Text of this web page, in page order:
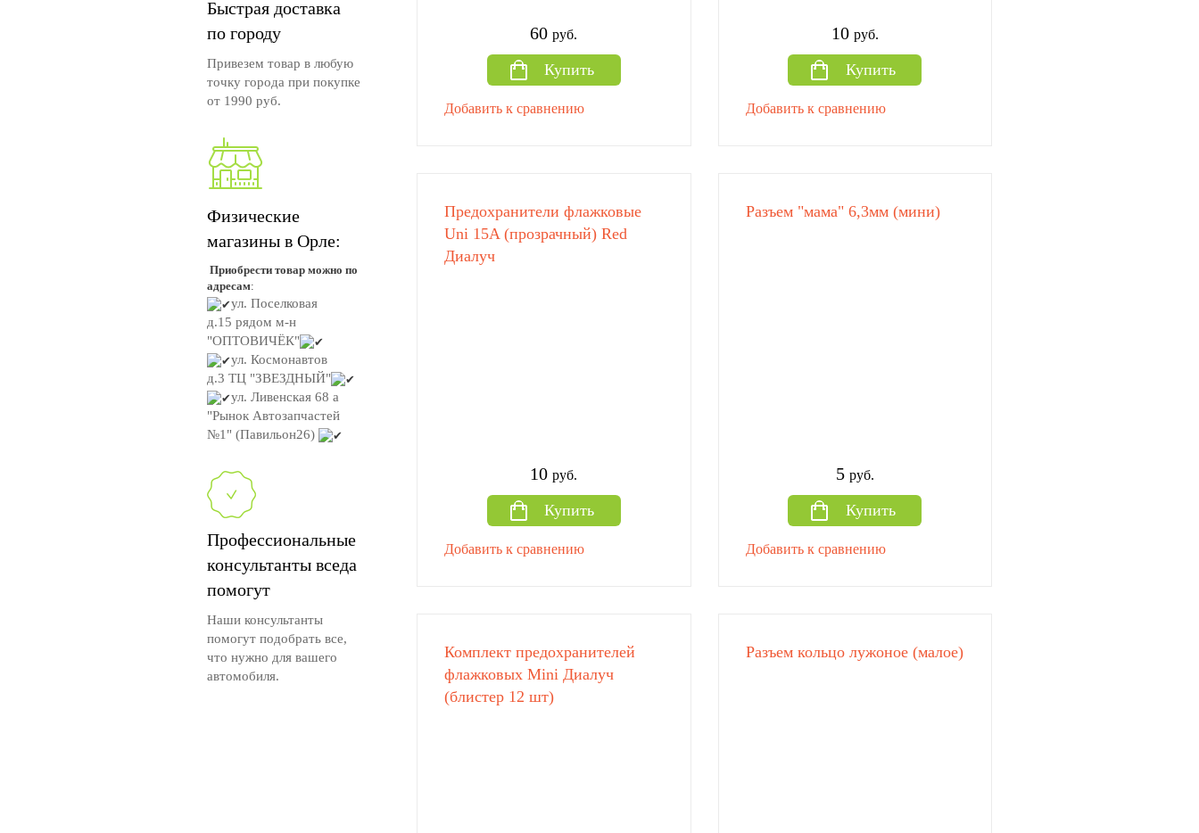
Быстрая доставка
по городу
Привезем товар в любую
точку города при покупке
от 1990 руб.
Физические
магазины в Орле:
Приобрести товар можно по
адресам:
ул. Поселковая
д.15 рядом м-н
"ОПТОВИЧЁК"
ул. Космонавтов
д.3 ТЦ "ЗВЕЗДНЫЙ"
ул. Ливенская 68 а
"Рынок Автозапчастей
№1" (Павильон26)
Профессиональные
консультанты вседа
помогут
Наши консультанты
помогут подобрать все,
что нужно для вашего
автомобиля.
60 руб.
Купить
Добавить к сравнению
10 руб.
Купить
Добавить к сравнению
Предохранители флажковые
Uni 15A (прозрачный) Red
Диалуч
10 руб.
Купить
Добавить к сравнению
Разъем "мама" 6,3мм (мини)
5 руб.
Купить
Добавить к сравнению
Комплект предохранителей
флажковых Mini Диалуч
(блистер 12 шт)
Разъем кольцо лужоное (малое)